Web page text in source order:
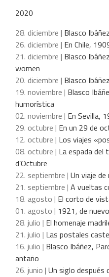
2020
28. diciembre | Blasco
26. diciembre | En Chile,
21. diciembre | Blasco
women
20. diciembre | Blasco
19. noviembre | Blasco
humorística
02. noviembre | En Sevilla,
29. octubre | En un 29 de
12. octubre | Los viajes
08. octubre | La espada del
d’Octubre
22. septiembre | Un viaje de
21. septiembre | A vueltas
18. agosto | El corto de
01. agosto | 1921, de
28. julio | El homenaje
21. julio | Las postales
16. julio | Blasco Ibáñez,
antaño
26. junio | Un siglo